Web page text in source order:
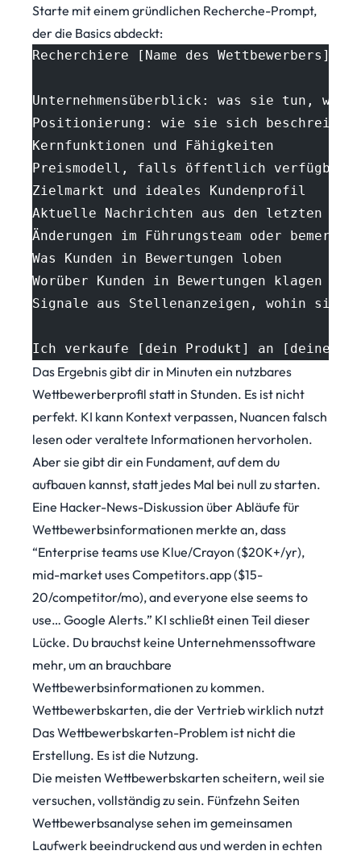
Starte mit einem gründlichen Recherche-Prompt,
der die Basics abdeckt:
Recherchiere [Name des Wettbewerbers]
Unternehmensüberblick: was sie tun, wen
Positionierung: wie sie sich
Kernfunktionen und Fähigkeiten
Preismodell, falls öffentlich verfügbar
Zielmarkt und ideales Kundenprofil
Aktuelle Nachrichten aus den letzten
Änderungen im Führungsteam oder
Was Kunden in Bewertungen loben
Worüber Kunden in Bewertungen klagen
Signale aus Stellenanzeigen, wohin sie
Ich verkaufe [dein Produkt] an [deinen
Das Ergebnis gibt dir in Minuten ein nutzbares
Wettbewerberprofil statt in Stunden. Es ist nicht
perfekt. KI kann Kontext verpassen, Nuancen falsch
lesen oder veraltete Informationen hervorholen.
Aber sie gibt dir ein Fundament, auf dem du
aufbauen kannst, statt jedes Mal bei null zu starten.
Eine Hacker-News-Diskussion über Abläufe für
Wettbewerbsinformationen merkte an, dass
“Enterprise teams use Klue/Crayon ($20K+/yr),
mid-market uses Competitors.app ($15-
20/competitor/mo), and everyone else seems to
use… Google Alerts.” KI schließt einen Teil dieser
Lücke. Du brauchst keine Unternehmenssoftware
mehr, um an brauchbare
Wettbewerbsinformationen zu kommen.
Wettbewerbskarten, die der Vertrieb wirklich nutzt
Das Wettbewerbskarten-Problem ist nicht die
Erstellung. Es ist die Nutzung.
Die meisten Wettbewerbskarten scheitern, weil sie
versuchen, vollständig zu sein. Fünfzehn Seiten
Wettbewerbsanalyse sehen im gemeinsamen
Laufwerk beeindruckend aus und werden in echten